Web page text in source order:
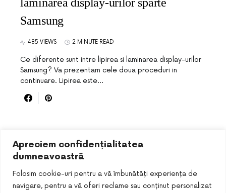
Apreciem confidențialitatea
dumneavoastră
Folosim cookie-uri pentru a vă îmbunătăți experiența de
navigare, pentru a vă oferi reclame sau conținut personalizat
laminarea display-urilor sparte
Samsung
485 VIEWS 2 MINUTE READ
Ce diferente sunt intre lipirea si laminarea display-urilor
Samsung? Va prezentam cele doua proceduri in
continuare. Lipirea este…